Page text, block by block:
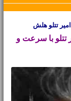
با سرعت و